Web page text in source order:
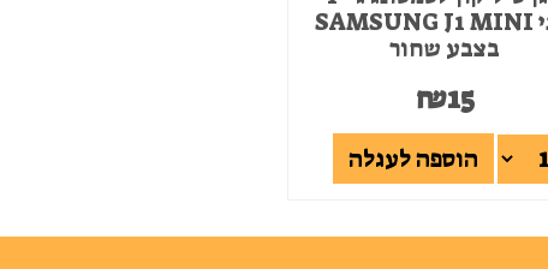
מיני SAMSUNG J1 MINI
בצבע שחור
₪15
הוספה לעגלה